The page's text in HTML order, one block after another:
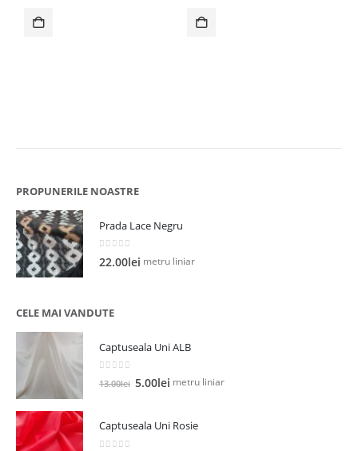
PROPUNERILE NOASTRE
Prada Lace Negru
0 out of 5
22.00lei metru liniar
CELE MAI VANDUTE
Captuseala Uni ALB
out of 5
13.00lei Prețul
fost:
5.00lei Prețul
5.00lei.
metru liniar
Captuseala Uni Rosie